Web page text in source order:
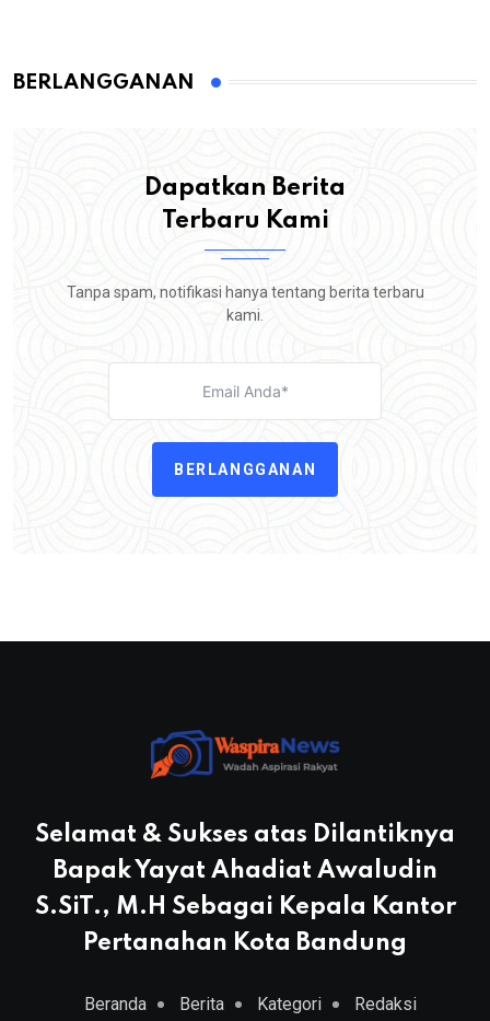
BERLANGGANAN
Dapatkan Berita
Terbaru Kami
Tanpa spam, notifikasi hanya tentang berita terbaru
kami.
BERLANGGANAN
Selamat & Sukses atas Dilantiknya
Bapak Yayat Ahadiat Awaludin
S.SiT., M.H Sebagai Kepala Kantor
Pertanahan Kota Bandung
Beranda Berita Kategori Redaksi